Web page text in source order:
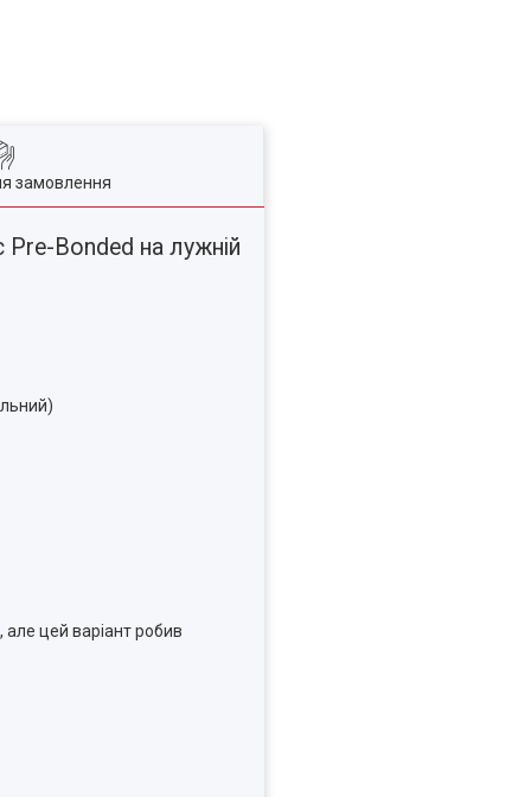
замовлення
Bonded на лужній
цей варіант робив